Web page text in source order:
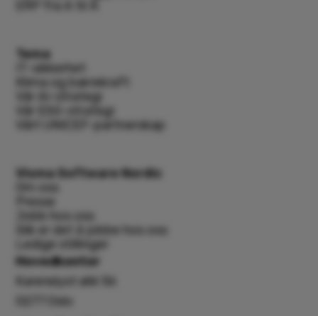
Tema
IT-sikkerhet
Klima og bærekraft
Vår AI-strategi
Vår ESG-strategi
Vårt UNICEF-partnerskap
Visma Software Nordic
Jobb hos oss
Slik er det å jobbe hos oss
Ledige stillinger
Hovedkontor
Karenslyst allé 56